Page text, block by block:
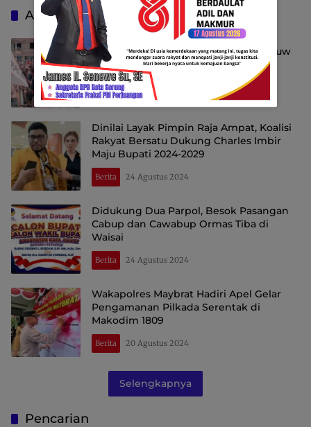
Advertising
Diantar Ribuan Masa, Yance Salambauw
Minta Restu Orang Tua
Home 28 Agustus 2024
Dinilai Layak Pimpin Raja Ampat, Koalisi
Rakyat Bersatu Dukung Charles Imbir
Maju Bupati 2024-2029
Berita 24 Agustus 2024
Didukung Dua Parpol, Besok Pasangan
Cabup dan Cawabup Ormas Tiba di
Waisai
Berita 24 Agustus 2024
Wakapolres Maybrat Hadiri Apel Gelar
Pengamanan Pilkada Serentak di
Makodim 1809
Berita 20 Agustus 2024
Selengkapnya
Pencarian